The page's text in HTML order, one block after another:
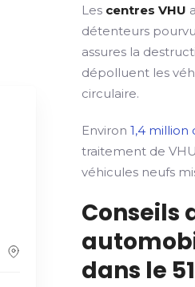
Les centres VHU
détenteurs
assures la
dépolluent les
circulaire.
Environ1,4 million
traitement de
véhicules neufs
Conseils
dans le 51